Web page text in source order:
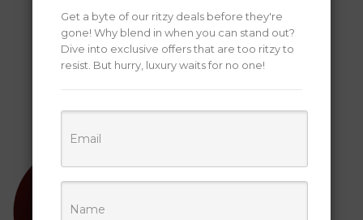
Get a byte of our ritzy deals before they're
gone! Why blend in when you can stand out?
Dive into exclusive offers that are too ritzy to
resist. But hurry, luxury waits for no one!